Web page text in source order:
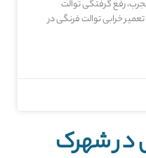
رفع گرفتگی توالت
خرابی توالت فرنگی در
در شهرک